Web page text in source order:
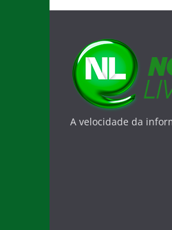
A velocidade da